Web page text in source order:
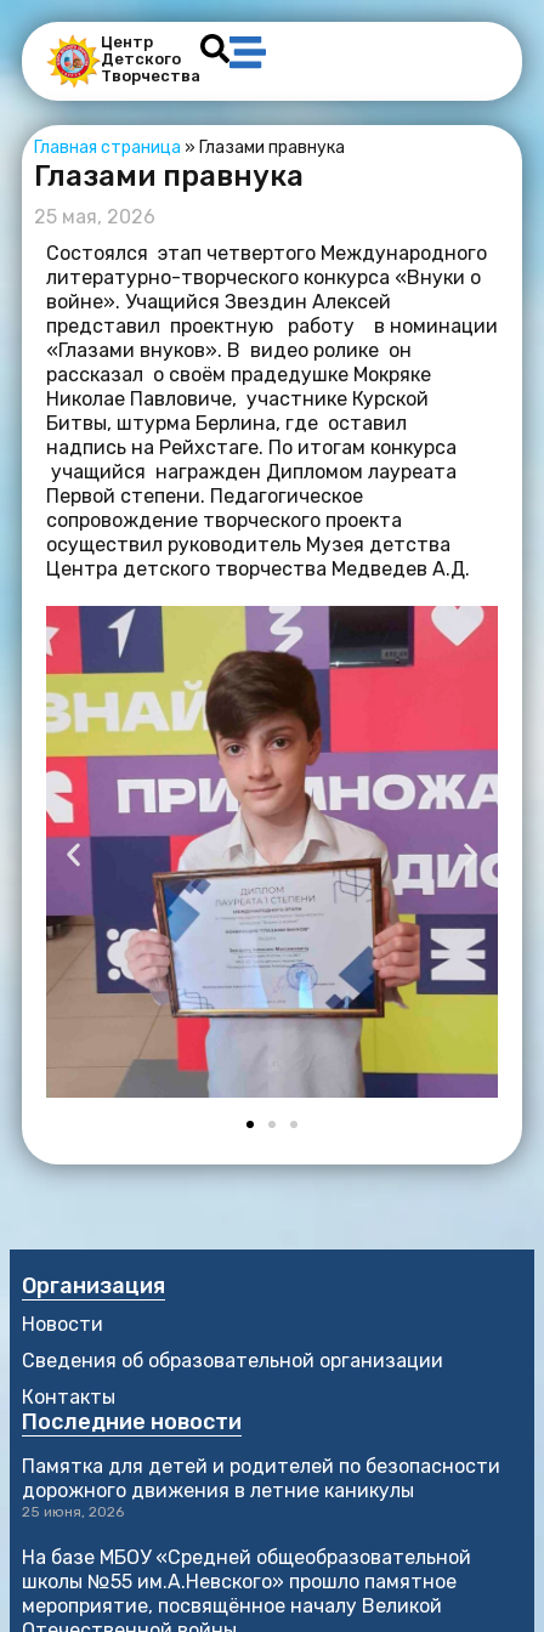
Центр
Детского
Творчества
Главная страница » Глазами правнука
Глазами правнука
25 мая, 2026
Состоялся этап четвертого Международного
литературно-творческого конкурса «Внуки о
войне». Учащийся Звездин Алексей
представил проектную работу в номинации
«Глазами внуков». В видео ролике он
рассказал о своём прадедушке Мокряке
Николае Павловиче, участнике Курской
Битвы, штурма Берлина, где оставил
надпись на Рейхстаге. По итогам конкурса
учащийся награжден Дипломом лауреата
Первой степени. Педагогическое
сопровождение творческого проекта
осуществил руководитель Музея детства
Центра детского творчества Медведев А.Д.
Организация
Новости
Сведения об образовательной организации
Контакты
Последние новости
Памятка для детей и родителей по безопасности
дорожного движения в летние каникулы
25 июня, 2026
На базе МБОУ «Средней общеобразовательной
школы №55 им.А.Невского» прошло памятное
мероприятие, посвящённое началу Великой